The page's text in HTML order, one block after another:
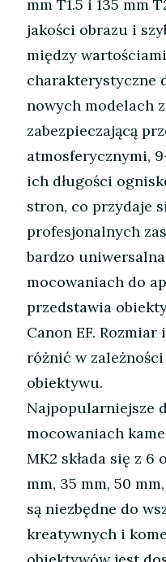
mm T1.5 i 135 mm
jakości obrazu i
między
charakterystyczne
nowych modelach
zabezpieczającą
atmosferycznymi,
ich długości
stron, co przydaje
profesjonalnych
bardzo
mocowaniach do
przedstawia
Canon EF.
różnić w
obiektywu.
Najpopularniejsze
mocowaniach
MK2 składa się z 6
mm, 35 mm, 50
są niezbędne do
kreatywnych i